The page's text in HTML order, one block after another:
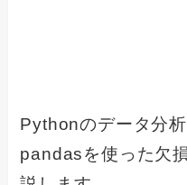
Pythonのデータ分
pandasを使った欠